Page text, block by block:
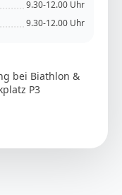
9.30-12.00 Uhr
9.30-12.00 Uhr
bei Biathlon &
P3